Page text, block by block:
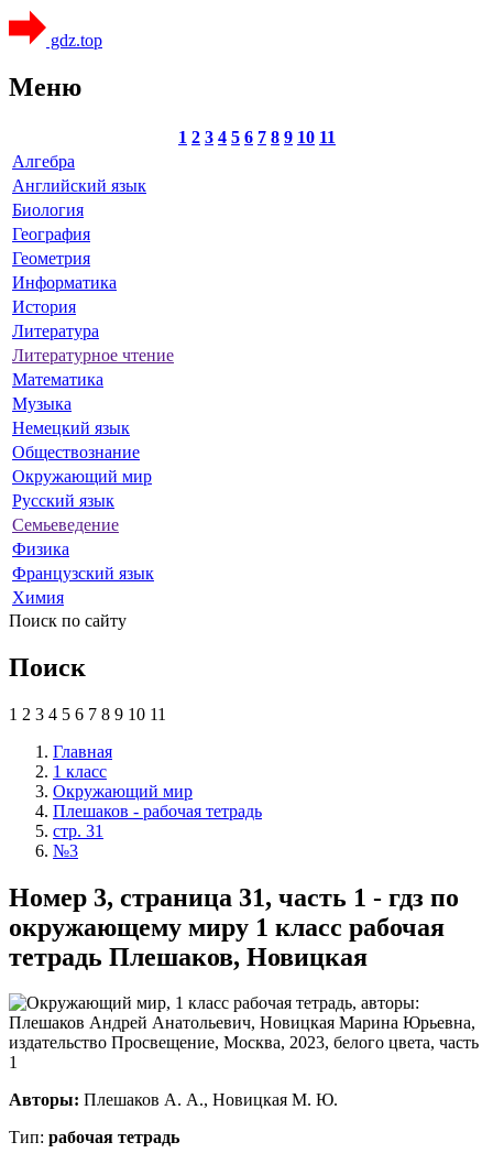
gdz.top
Меню
1 2 3 4 5 6 7 8 9 10 11
Алгебра
Английский язык
Биология
География
Геометрия
Информатика
История
Литература
Литературное чтение
Математика
Музыка
Немецкий язык
Обществознание
Окружающий мир
Русский язык
Семьеведение
Физика
Французский язык
Химия
Поиск по сайту
Поиск
1 2 3 4 5 6 7 8 9 10 11
Главная
1 класс
Окружающий мир
Плешаков - рабочая тетрадь
стр. 31
№3
Номер 3, страница 31, часть 1 - гдз по
окружающему миру 1 класс рабочая
тетрадь Плешаков, Новицкая
Авторы: Плешаков А. А., Новицкая М. Ю.
Тип: рабочая тетрадь